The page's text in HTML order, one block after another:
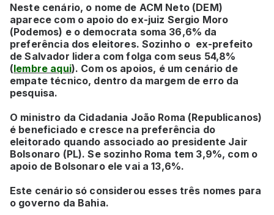
Neste cenário, o nome de ACM Neto (DEM)
aparece com o apoio do ex-juiz Sergio Moro
(Podemos) e o democrata soma 36,6% da
preferência dos eleitores. Sozinho o ex-prefeito
de Salvador lidera com folga com seus 54,8%
(lembre aqui). Com os apoios, é um cenário de
empate técnico, dentro da margem de erro da
pesquisa.
O ministro da Cidadania João Roma (Republicanos)
é beneficiado e cresce na preferência do
eleitorado quando associado ao presidente Jair
Bolsonaro (PL). Se sozinho Roma tem 3,9%, com o
apoio de Bolsonaro ele vai a 13,6%.
Este cenário só considerou esses três nomes para
o governo da Bahia.